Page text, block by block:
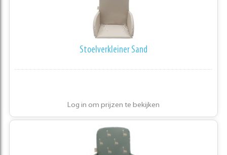
Stoelverkleiner Sand
Log in om prijzen te bekijken